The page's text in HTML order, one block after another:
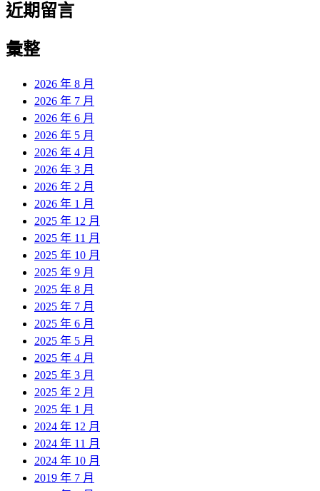
近期留言
彙整
2026 年 8 月
2026 年 7 月
2026 年 6 月
2026 年 5 月
2026 年 4 月
2026 年 3 月
2026 年 2 月
2026 年 1 月
2025 年 12 月
2025 年 11 月
2025 年 10 月
2025 年 9 月
2025 年 8 月
2025 年 7 月
2025 年 6 月
2025 年 5 月
2025 年 4 月
2025 年 3 月
2025 年 2 月
2025 年 1 月
2024 年 12 月
2024 年 11 月
2024 年 10 月
2019 年 7 月